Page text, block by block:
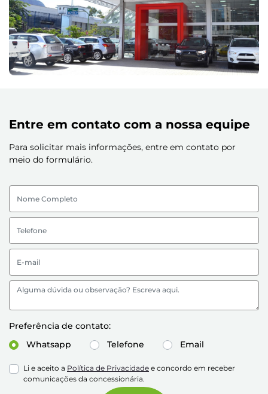
Entre em contato com a nossa equipe
Para solicitar mais informações, entre em contato por
meio do formulário.
Preferência de contato:
Whatsapp
Telefone Email
Li e aceito a Política de Privacidade e concordo em receber
comunicações da concessionária.